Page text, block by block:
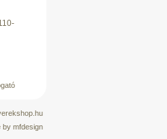
by mfdesign